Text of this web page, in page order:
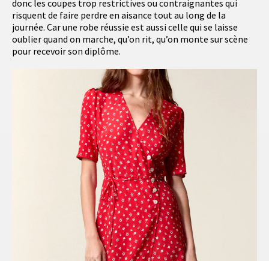
donc les coupes trop restrictives ou contraignantes qui
risquent de faire perdre en aisance tout au long de la
journée. Car une robe réussie est aussi celle qui se laisse
oublier quand on marche, qu’on rit, qu’on monte sur scène
pour recevoir son diplôme.